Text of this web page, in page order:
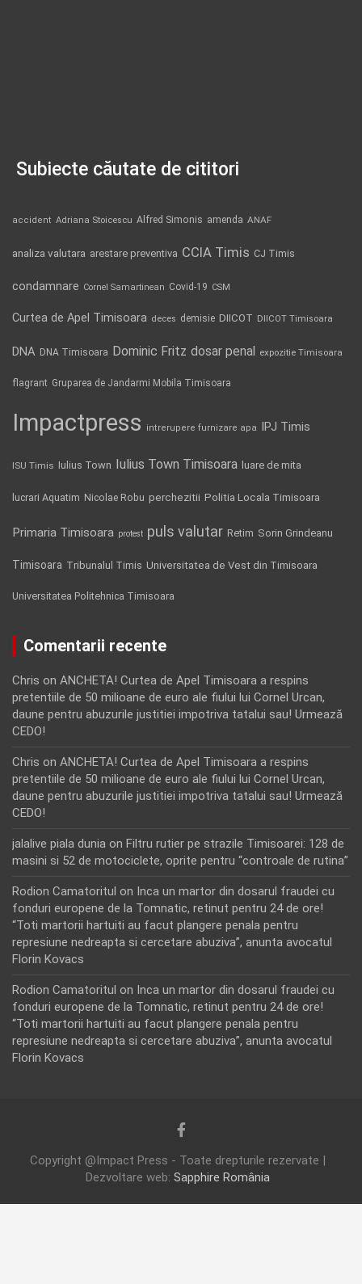
Subiecte căutate de cititori
accident Adriana Stoicescu Alfred Simonis amenda ANAF
analiza valutara arestare preventiva CCIA Timis CJ Timis
condamnare Cornel Samartinean Covid-19 CSM
Curtea de Apel Timisoara deces demisie DIICOT DIICOT Timisoara
DNA DNA Timisoara Dominic Fritz dosar penal expozitie Timisoara
flagrant Gruparea de Jandarmi Mobila Timisoara
Impactpress intrerupere furnizare apa IPJ Timis
ISU Timis Iulius Town Iulius Town Timisoara luare de mita
lucrari Aquatim Nicolae Robu perchezitii Politia Locala Timisoara
Primaria Timisoara protest puls valutar Retim Sorin Grindeanu
Timisoara Tribunalul Timis Universitatea de Vest din Timisoara
Universitatea Politehnica Timisoara
Comentarii recente
Chris on ANCHETA! Curtea de Apel Timisoara a respins
pretentiile de 50 milioane de euro ale fiului lui Cornel Urcan,
daune pentru abuzurile justitiei impotriva tatalui sau! Urmează
CEDO!
Chris on ANCHETA! Curtea de Apel Timisoara a respins
pretentiile de 50 milioane de euro ale fiului lui Cornel Urcan,
daune pentru abuzurile justitiei impotriva tatalui sau! Urmează
CEDO!
jalalive piala dunia on Filtru rutier pe strazile Timisoarei: 128 de
masini si 52 de motociclete, oprite pentru “controale de rutina”
Rodion Camatoritul on Inca un martor din dosarul fraudei cu
fonduri europene de la Tomnatic, retinut pentru 24 de ore!
“Toti martorii hartuiti au facut plangere penala pentru
represiune nedreapta si cercetare abuziva”, anunta avocatul
Florin Kovacs
Rodion Camatoritul on Inca un martor din dosarul fraudei cu
fonduri europene de la Tomnatic, retinut pentru 24 de ore!
“Toti martorii hartuiti au facut plangere penala pentru
represiune nedreapta si cercetare abuziva”, anunta avocatul
Florin Kovacs
Copyright @Impact Press - Toate drepturile rezervate |
Dezvoltare web: Sapphire România